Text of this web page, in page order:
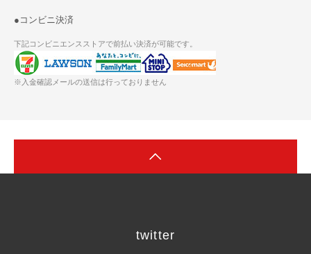
●コンビニ決済
下記コンビニエンスストアで前払い決済が可能です。
※入金確認メールの送信は行っておりません
twitter